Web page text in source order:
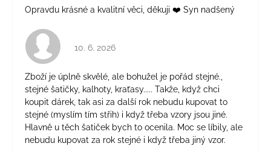
Opravdu krásné a kvalitní věci, děkuji ❤️ Syn nadšený
Hodnocení obchodu je 4 z 5 hvězdiček.
10. 6. 2026
Zboží je úplně skvělé, ale bohužel je pořád stejné.,
stejné šatičky, kalhoty, kraťasy..... Takže, když chci
koupit dárek, tak asi za další rok nebudu kupovat to
stejné (myslím tím střih) i když třeba vzory jsou jiné.
Hlavně u těch šatiček bych to ocenila. Moc se líbily, ale
nebudu kupovat za rok stejné i když třeba jiný vzor.